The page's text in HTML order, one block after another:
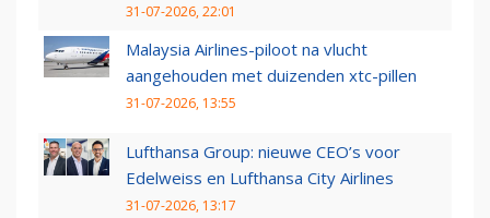
31-07-2026, 22:01
Malaysia Airlines-piloot na vlucht
aangehouden met duizenden xtc-pillen
31-07-2026, 13:55
Lufthansa Group: nieuwe CEO’s voor
Edelweiss en Lufthansa City Airlines
31-07-2026, 13:17